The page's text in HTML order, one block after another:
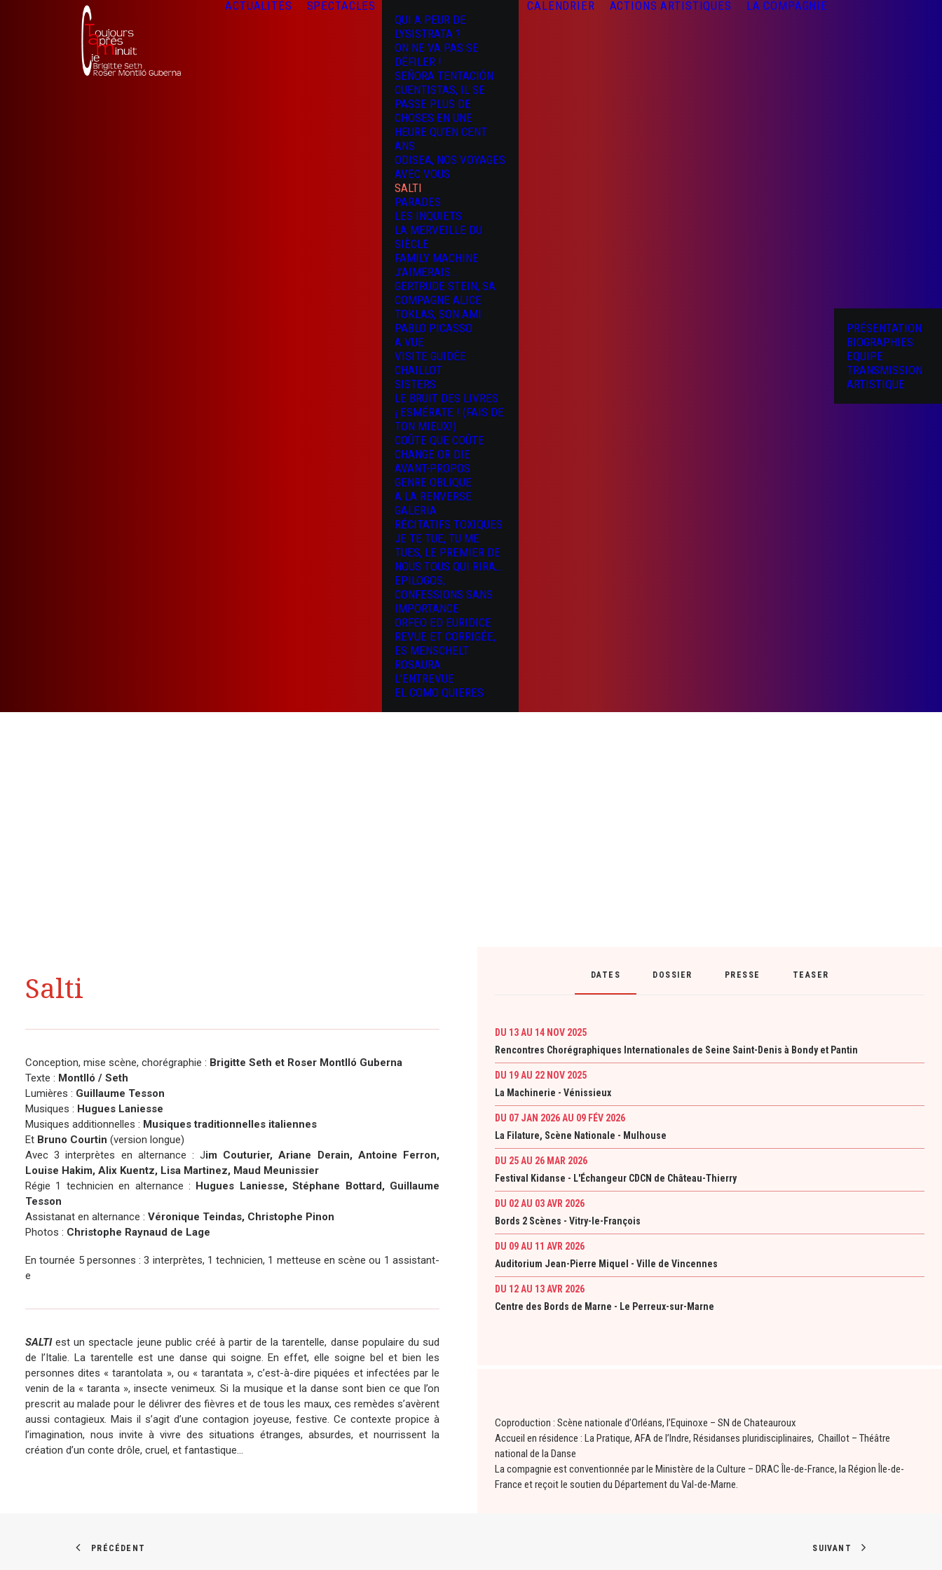
ACTUALITÉS
SPECTACLES
QUI A PEUR DE
LYSISTRATA ?
ON NE VA PAS SE
DÉFILER !
SEÑORA TENTACIÓN
CUENTISTAS, IL SE
PASSE PLUS DE
CHOSES EN UNE
HEURE QU’EN CENT
ANS
ODISEA, NOS VOYAGES
AVEC VOUS
SALTI
PARADES
LES INQUIETS
LA MERVEILLE DU
SIÈCLE
FAMILY MACHINE
J’AIMERAIS…
GERTRUDE STEIN, SA
COMPAGNE ALICE
TOKLAS, SON AMI
PABLO PICASSO
A VUE
VISITE GUIDÉE
CHAILLOT
SISTERS
LE BRUIT DES LIVRES
¡ ESMÉRATE ! (FAIS DE
TON MIEUX!)
COÛTE QUE COÛTE
CHANGE OR DIE
AVANT-PROPOS
GENRE OBLIQUE
A LA RENVERSE
GALERIA
RÉCITATIFS TOXIQUES
JE TE TUE, TU ME
TUES, LE PREMIER DE
NOUS TOUS QUI RIRA…
EPILOGOS,
CONFESSIONS SANS
IMPORTANCE
ORFEO ED EURIDICE
REVUE ET CORRIGÉE,
ES MENSCHELT
ROSAURA
L’ENTREVUE
EL COMO QUIERES
CALENDRIER ACTIONS ARTISTIQUES LA COMPAGNIE
PRÉSENTATION
BIOGRAPHIES
EQUIPE
TRANSMISSION
ARTISTIQUE
Salti
Conception, mise scène, chorégraphie : Brigitte Seth et Roser Montlló Guberna
Texte : Montlló / Seth
Lumières : Guillaume Tesson
Musiques : Hugues Laniesse
Musiques additionnelles : Musiques traditionnelles italiennes
Et Bruno Courtin (version longue)
Avec 3 interprètes en alternance : Jim Couturier, Ariane Derain, Antoine Ferron,
Louise Hakim, Alix Kuentz, Lisa Martinez, Maud Meunissier
Régie 1 technicien en alternance : Hugues Laniesse, Stéphane Bottard, Guillaume
Tesson
Assistanat en alternance : Véronique Teindas, Christophe Pinon
Photos : Christophe Raynaud de Lage
En tournée 5 personnes : 3 interprètes, 1 technicien, 1 metteuse en scène ou 1 assistant-
e
SALTIest un spectacle jeune public créé à partir de la tarentelle, danse populaire du sud
de l’Italie. La tarentelle est une danse qui soigne. En effet, elle soigne bel et bien les
personnes dites « tarantolata », ou « tarantata », c’est-à-dire piquées et infectées par le
venin de la « taranta », insecte venimeux. Si la musique et la danse sont bien ce que l’on
prescrit au malade pour le délivrer des fièvres et de tous les maux, ces remèdes s’avèrent
aussi contagieux. Mais il s’agit d’une contagion joyeuse, festive. Ce contexte propice à
l’imagination, nous invite à vivre des situations étranges, absurdes, et nourrissent la
création d’un conte drôle, cruel, et fantastique…
DATES DOSSIER PRESSE TEASER
DU 13 AU 14 NOV 2025
Rencontres Chorégraphiques Internationales de Seine Saint-Denis à Bondy et Pantin
DU 19 AU 22 NOV 2025
La Machinerie - Vénissieux
DU 07 JAN 2026AU 09 FÉV 2026
La Filature, Scène Nationale - Mulhouse
DU 25 AU 26 MAR 2026
Festival Kidanse - L'Échangeur CDCN de Château-Thierry
DU 02 AU 03 AVR 2026
Bords 2 Scènes - Vitry-le-François
DU 09 AU 11 AVR 2026
Auditorium Jean-Pierre Miquel - Ville de Vincennes
DU 12 AU 13 AVR 2026
Centre des Bords de Marne - Le Perreux-sur-Marne
Coproduction : Scène nationale d’Orléans, l’Equinoxe – SN de Chateauroux
Accueil en résidence : La Pratique, AFA de l’Indre, Résidanses pluridisciplinaires, Chaillot – Théâtre
national de la Danse
La compagnie est conventionnée par le Ministère de la Culture – DRAC Île-de-France, la Région Île-de-
France et reçoit le soutien du Département du Val-de-Marne.
PRÉCÉDENT SUIVANT